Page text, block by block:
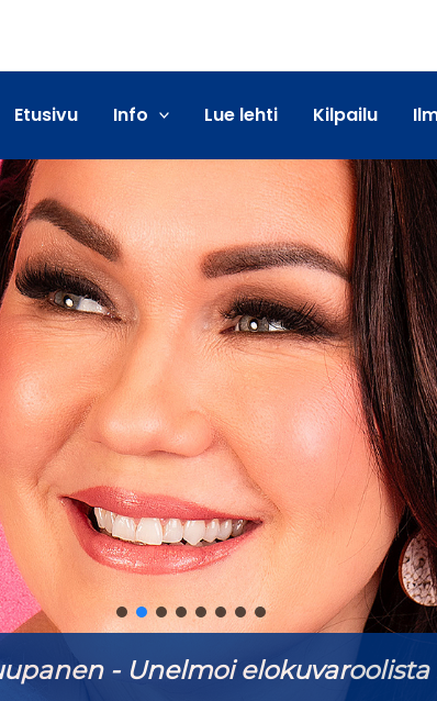
Etusivu Info Lue lehti Kilpailu
- Unelmoi elokuvaroolista